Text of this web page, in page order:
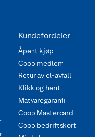
Kundefordeler
Åpent kjøp
Coop medlem
Retur av el-avfall
Klikk og hent
Matvaregaranti
Coop Mastercard
Coop bedriftskort